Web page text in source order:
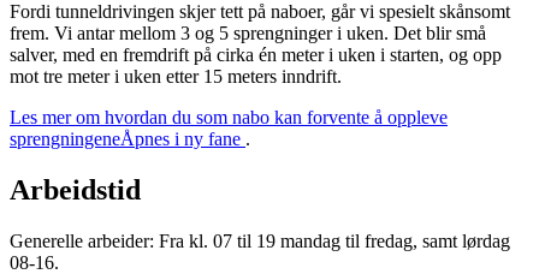
Fordi tunneldrivingen skjer tett på naboer, går vi spesielt skånsomt
frem. Vi antar mellom 3 og 5 sprengninger i uken. Det blir små
salver, med en fremdrift på cirka én meter i uken i starten, og opp
mot tre meter i uken etter 15 meters inndrift.
Les mer om hvordan du som nabo kan forvente å oppleve
sprengningeneÅpnes i ny fane .
Arbeidstid
Generelle arbeider: Fra kl. 07 til 19 mandag til fredag, samt lørdag
08-16.